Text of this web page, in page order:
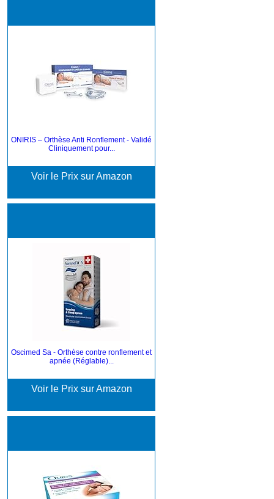
ONIRIS – Orthèse Anti Ronflement - Validé
Cliniquement pour...
Voir le Prix sur Amazon
Oscimed Sa - Orthèse contre ronflement et
apnée (Réglable)...
Voir le Prix sur Amazon